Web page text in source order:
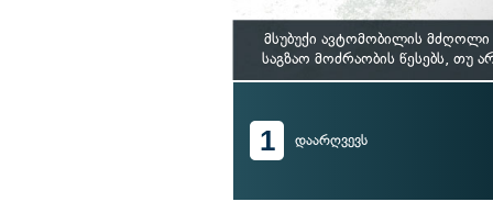
მსუბუქი ავტომობილის მძღოლი
საგზაო მოძრაობის წესებს, თუ
1 დაარღვევს